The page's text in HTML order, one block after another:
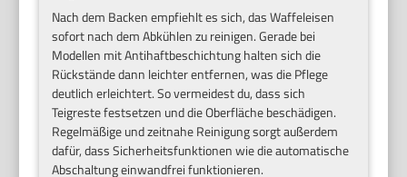
Nach dem Backen empfiehlt es sich, das Waffeleisen
sofort nach dem Abkühlen zu reinigen. Gerade bei
Modellen mit Antihaftbeschichtung halten sich die
Rückstände dann leichter entfernen, was die Pflege
deutlich erleichtert. So vermeidest du, dass sich
Teigreste festsetzen und die Oberfläche beschädigen.
Regelmäßige und zeitnahe Reinigung sorgt außerdem
dafür, dass Sicherheitsfunktionen wie die automatische
Abschaltung einwandfrei funktionieren.